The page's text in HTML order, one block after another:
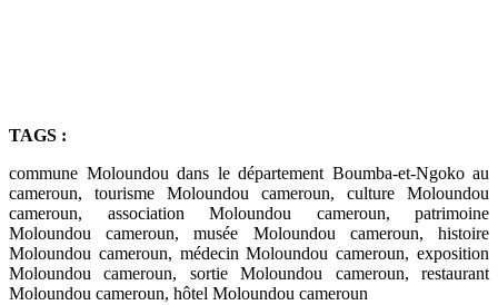
TAGS :
commune Moloundou dans le département Boumba-et-Ngoko au
cameroun, tourisme Moloundou cameroun, culture Moloundou
cameroun, association Moloundou cameroun, patrimoine
Moloundou cameroun, musée Moloundou cameroun, histoire
Moloundou cameroun, médecin Moloundou cameroun, exposition
Moloundou cameroun, sortie Moloundou cameroun, restaurant
Moloundou cameroun, hôtel Moloundou cameroun